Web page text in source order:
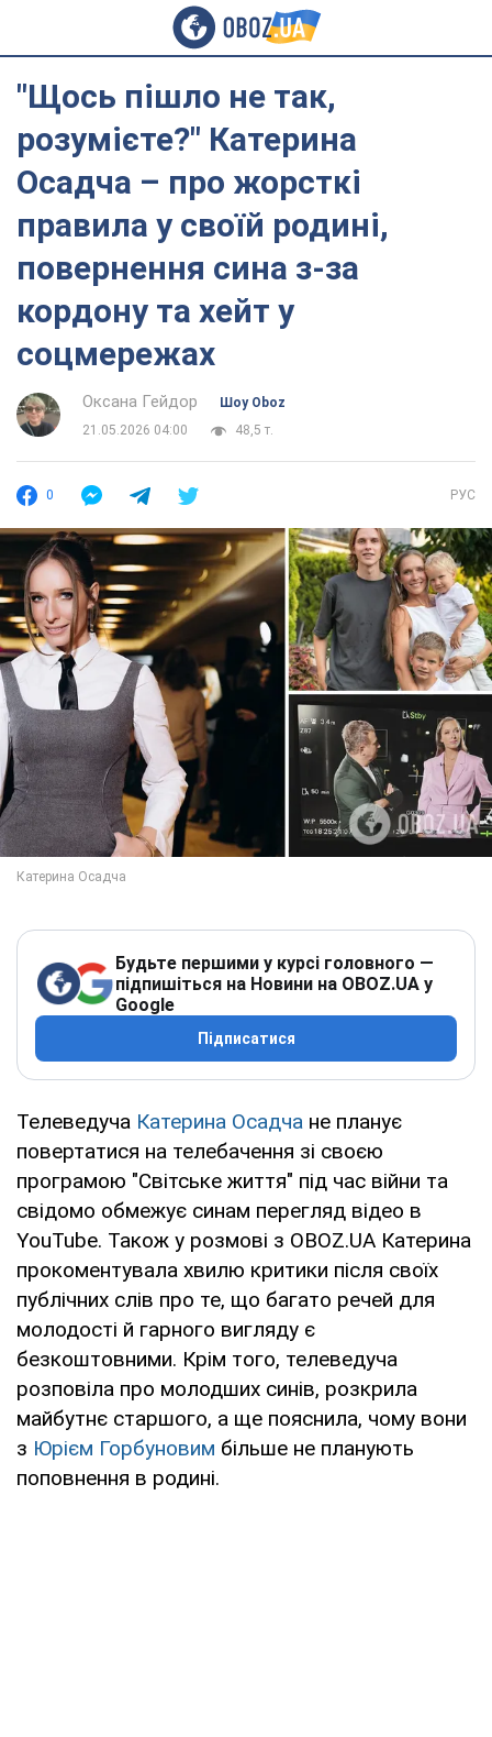
"Щось пішло не так,
розумієте?" Катерина
Осадча – про жорсткі
правила у своїй родині,
повернення сина з-за
кордону та хейт у
соцмережах
Оксана Гейдор
Шоу Oboz
21.05.2026 04:00
48,5 т.
0 РУС
Будьте першими у курсі головного —
підпишіться на Новини на OBOZ.UA у
Google
Підписатися
Телеведуча Катерина Осадча не планує
повертатися на телебачення зі своєю
програмою "Світське життя" під час війни та
свідомо обмежує синам перегляд відео в
YouTube. Також у розмові з OBOZ.UA Катерина
прокоментувала хвилю критики після своїх
публічних слів про те, що багато речей для
молодості й гарного вигляду є
безкоштовними. Крім того, телеведуча
розповіла про молодших синів, розкрила
майбутнє старшого, а ще пояснила, чому вони
з Юрієм Горбуновим більше не планують
поповнення в родині.